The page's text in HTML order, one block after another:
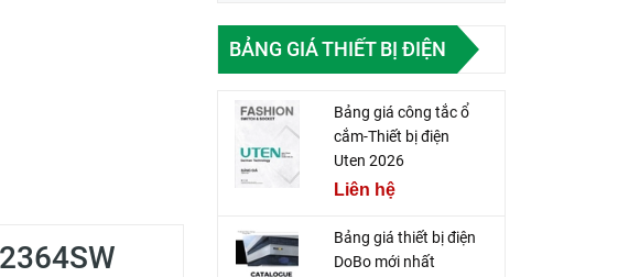
BẢNG GIÁ THIẾT BỊ ĐIỆN
Bảng giá công tắc ổ
cắm-Thiết bị điện
Uten 2026
Liên hệ
Bảng giá thiết bị điện
DoBo mới nhất